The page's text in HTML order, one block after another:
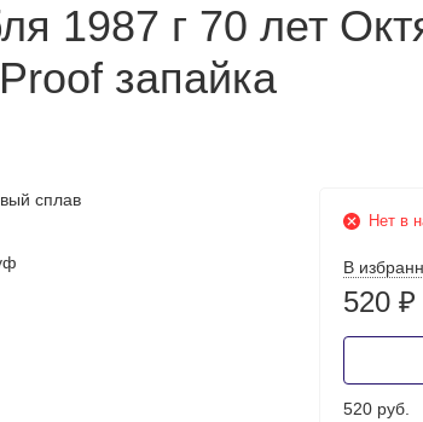
1987 г 70 лет
запайка
сплав
Нет в
В
520 ₽
520 руб.